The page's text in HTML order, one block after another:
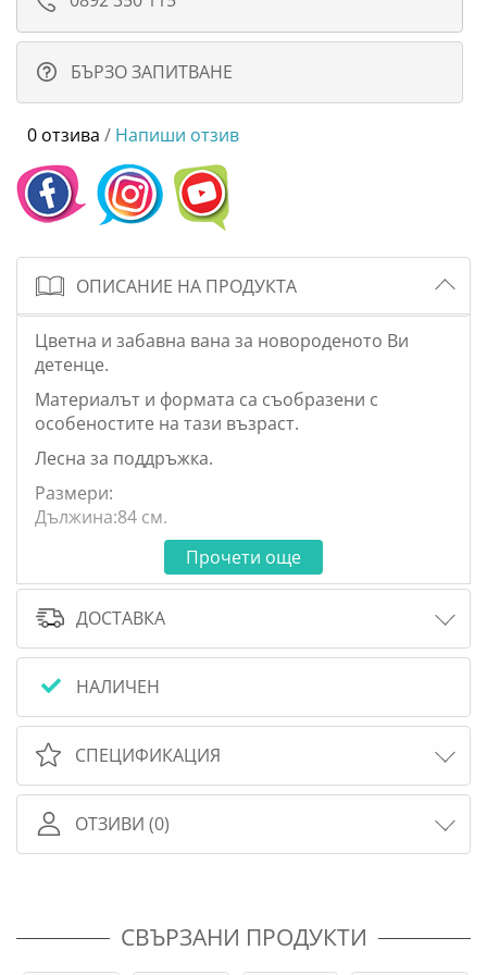
БЪРЗО ЗАПИТВАНЕ
0 отзива / Напиши отзив
ОПИСАНИЕ НА ПРОДУКТА
Цветна и забавна вана за новороденото Ви
детенце.
Материалът и формата са съобразени с
особеностите на тази възраст.
Лесна за поддръжка.
Размери:
Дължина:84 см.
Прочети още
ДОСТАВКА
НАЛИЧЕН
СПЕЦИФИКАЦИЯ
ОТЗИВИ (0)
СВЪРЗАНИ ПРОДУКТИ